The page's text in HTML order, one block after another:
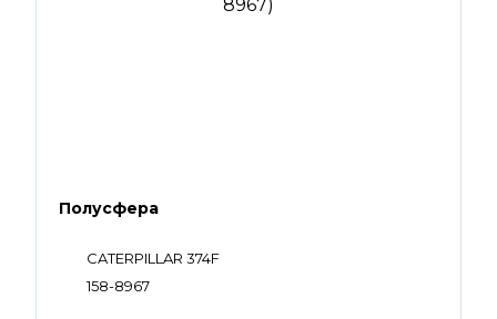
Полусфера
CATERPILLAR 374F
158-8967